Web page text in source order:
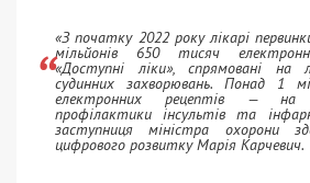
«З початку 2022 року лікарі
мільйонів 650 тисяч
«Доступні ліки», спрямовані на
судинних захворювань. Понад 1
електронних рецептів — на
профілактики інсультів та
заступниця міністра охорони
цифрового розвитку Марія Карчевич.